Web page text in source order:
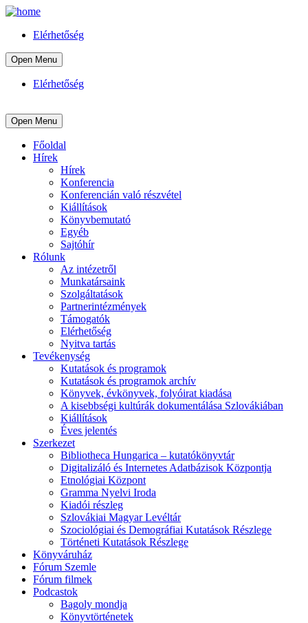
Elérhetőség
Open Menu
Elérhetőség
Open Menu
Főoldal
Hírek
Hírek
Konferencia
Konferencián való részvétel
Kiállítások
Könyvbemutató
Egyéb
Sajtóhír
Rólunk
Az intézetről
Munkatársaink
Szolgáltatások
Partnerintézmények
Támogatók
Elérhetőség
Nyitva tartás
Tevékenység
Kutatások és programok
Kutatások és programok archív
Könyvek, évkönyvek, folyóirat kiadása
A kisebbségi kultúrák dokumentálása Szlovákiában
Kiállítások
Éves jelentés
Szerkezet
Bibliotheca Hungarica – kutatókönyvtár
Digitalizáló és Internetes Adatbázisok Központja
Etnológiai Központ
Gramma Nyelvi Iroda
Kiadói részleg
Szlovákiai Magyar Levéltár
Szociológiai és Demográfiai Kutatások Részlege
Történeti Kutatások Részlege
Könyváruház
Fórum Szemle
Fórum filmek
Podcastok
Bagoly mondja
Könyvtörténetek